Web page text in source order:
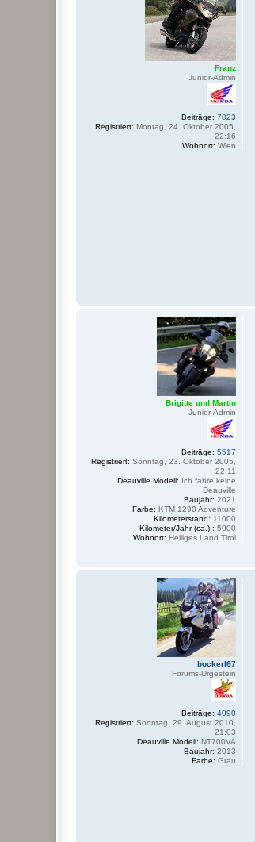
Franz
Junior-Admin
Beiträge: 7023
Registriert: Montag, 24. Oktober 2005,
22:16
Wohnort: Wien
Brigitte und Martin
Junior-Admin
Beiträge: 5517
Registriert: Sonntag, 23. Oktober 2005,
22:11
Deauville Modell: Ich fahre keine
Deauville
Baujahr: 2021
Farbe: KTM 1290 Adventure
Kilometerstand: 11000
Kilometer/Jahr (ca.):: 5000
Wohnort: Heiliges Land Tirol
bockerl67
Forums-Urgestein
Beiträge: 4090
Registriert: Sonntag, 29. August 2010,
21:03
Deauville Modell: NT700VA
Baujahr: 2013
Farbe: Grau